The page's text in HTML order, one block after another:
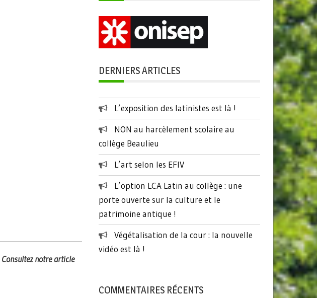
Consultez notre article
DERNIERS ARTICLES
L’exposition des latinistes est là !
NON au harcèlement scolaire au
collège Beaulieu
L’art selon les EFIV
L’option LCA Latin au collège : une
porte ouverte sur la culture et le
patrimoine antique !
Végétalisation de la cour : la nouvelle
vidéo est là !
COMMENTAIRES RÉCENTS